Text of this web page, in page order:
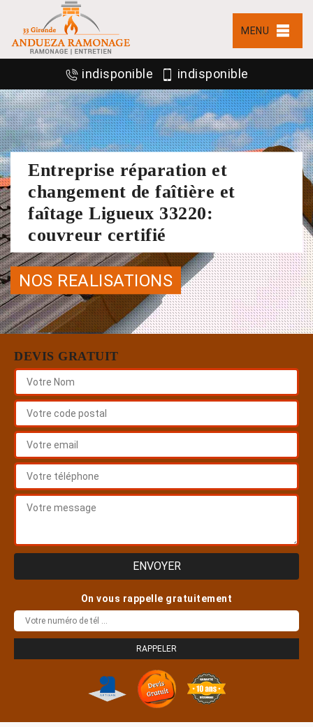
MENU
indisponible indisponible
Entreprise réparation et
changement de faîtière et
faîtage Ligueux 33220:
couvreur certifié
NOS REALISATIONS
DEVIS GRATUIT
On vous rappelle gratuitement